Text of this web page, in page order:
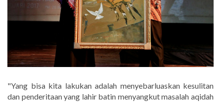
"Yang bisa kita lakukan adalah menyebarluaskan kesulitan
dan penderitaan yang lahir batin menyangkut masalah aqidah